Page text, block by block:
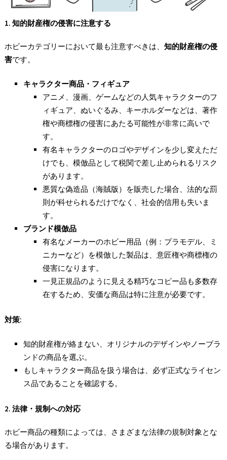
1. 知的財産権の侵害に注意する
ホビーカテゴリーにおいて最も注意すべきは、 知的財産権の侵
害です。
キャラクター商品・フィギュア
アニメ、漫画、ゲームなどの人気キャラクターのフ
ィギュア、ぬいぐるみ、キーホルダーなどは、著作
権や商標権の侵害にあたる可能性が非常に高いで
す。
有名キャラクターのロゴやデザインを少し変えただ
けでも、模倣品として税関で差し止められるリスク
があります。
悪質な偽造品（海賊版）を販売した場合、法的な罰
則が科せられるだけでなく、社会的信用も失いま
す。
ブランド模倣品
有名なメーカーのホビー用品（例：プラモデル、ミ
ニカーなど）を模倣した製品は、意匠権や商標権の
侵害になります。
一見正規品のように見える精巧なコピー品も多数存
在するため、安価な商品は特に注意が必要です。
対策:
知的財産権が絡まない、オリジナルのデザインやノーブラ
ンドの商品を選ぶ。
もしキャラクター商品を扱う場合は、必ず正式なライセン
ス品であることを確認する。
2. 法律・規制への対応
ホビー商品の種類によっては、さまざまな法律の規制対象とな
る場合があります。